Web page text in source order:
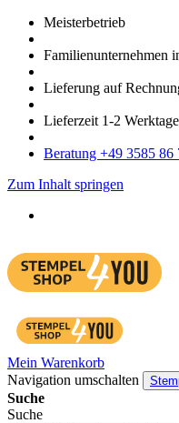
Meister­betrieb
Familien­unter­nehmen
Lieferung auf
Liefer­zeit 1-2 Werk­tage
Bera­tung +49 3585 86
Zum Inhalt springen
Mein Warenkorb
Navigation umschalten
Suche
Suche